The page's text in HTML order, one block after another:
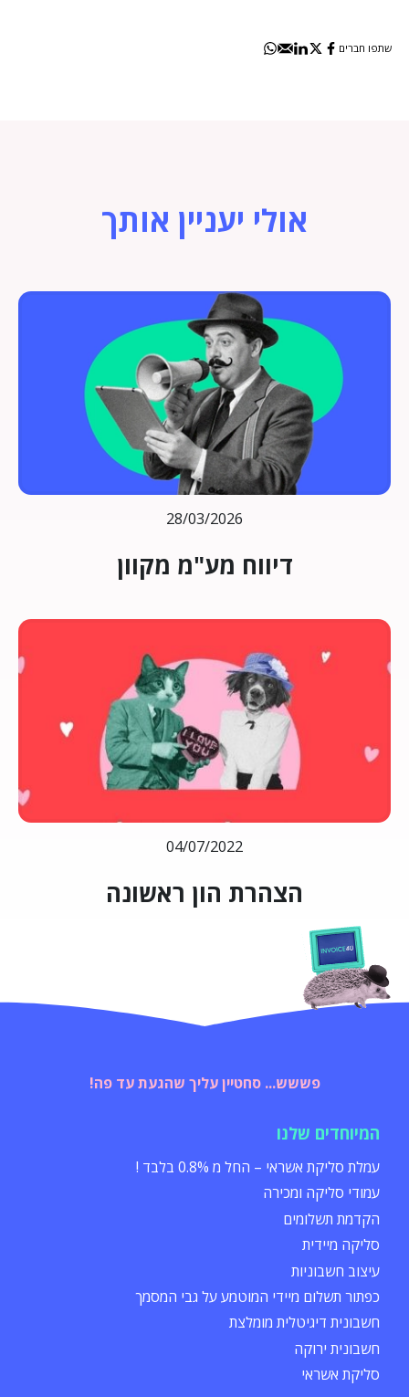
שתפו חברים
אולי יעניין אותך
28/03/2026
דיווח מע"מ מקוון
04/07/2022
הצהרת הון ראשונה
פששש... סחטיין עליך שהגעת עד פה!
המיוחדים שלנו
עמלת סליקת אשראי – החל מ 0.8% בלבד !
עמודי סליקה ומכירה
הקדמת תשלומים
סליקה מיידית
עיצוב חשבוניות
כפתור תשלום מיידי המוטמע על גבי המסמך
חשבונית דיגיטלית מומלצת
חשבונית ירוקה
סליקת אשראי